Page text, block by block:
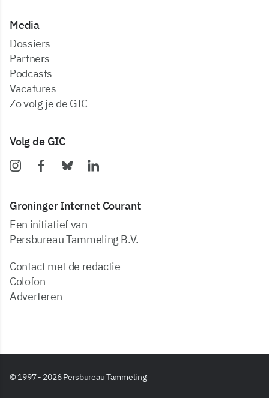
Media
dossiers
partners
podcasts
vacatures
zo volg je de GIC
Volg de GIC
Groninger Internet Courant
Een initiatief van
Persbureau Tammeling B.V.
Contact met de redactie
Colofon
Adverteren
© 1997 - 2026 Persbureau Tammeling